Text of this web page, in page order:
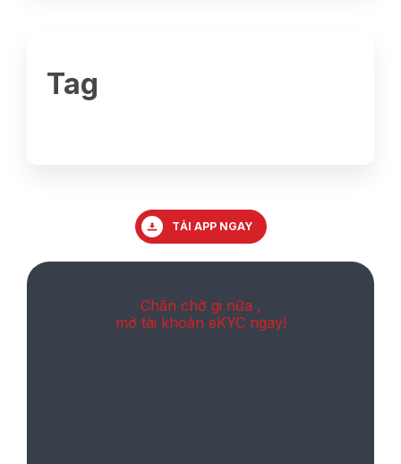
Tag
TẢI APP NGAY
Chần chờ gi nữa ,
mở tài khoản eKYC ngay!